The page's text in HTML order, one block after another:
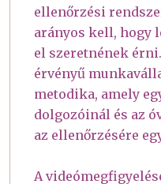
ellenőrzési
arányos kell, hogy
el szeretnének
érvényű
metodika, amely
dolgozóinál és az
az ellenőrzésére
A